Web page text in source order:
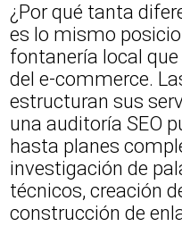
¿Por qué tanta
es lo mismo
fontanería local
del e-commerce.
estructuran sus
una auditoría SEO
hasta planes
investigación de
técnicos, creación
construcción de